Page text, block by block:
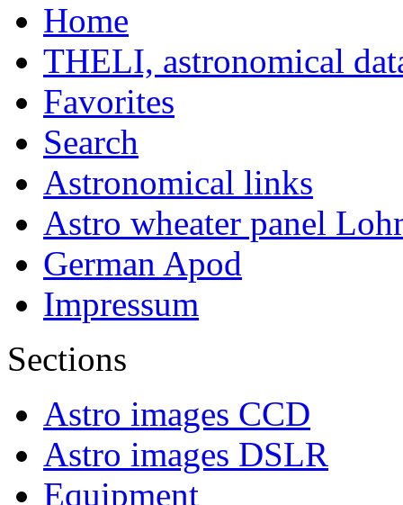
Home
THELI, astronomical
Favorites
Search
Astronomical links
Astro wheater panel
German Apod
Impressum
Sections
Astro images CCD
Astro images DSLR
Equipment